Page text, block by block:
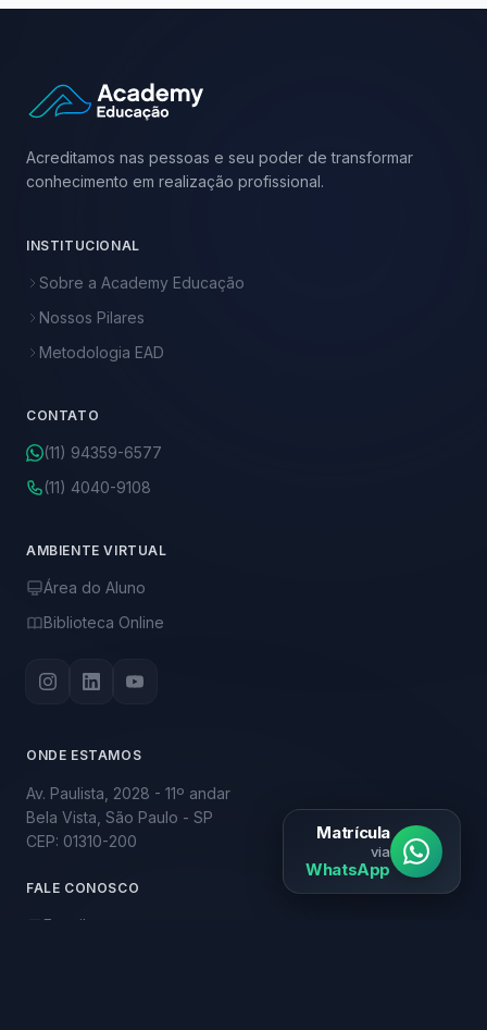
Acreditamos nas pessoas e seu poder de transformar
conhecimento em realização profissional.
INSTITUCIONAL
Sobre a Academy Educação
Nossos Pilares
Metodologia EAD
CONTATO
(11) 94359-6577
(11) 4040-9108
AMBIENTE VIRTUAL
Área do Aluno
Biblioteca Online
ONDE ESTAMOS
Av. Paulista, 2028 - 11º andar
Bela Vista, São Paulo - SP
CEP: 01310-200
FALE CONOSCO
E-mail
Matrícula
via
WhatsApp